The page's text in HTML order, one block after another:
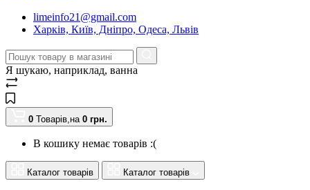
limeinfo21@gmail.com
Харків, Київ, Дніпро, Одеса, Львів
Я шукаю, наприклад, ванна
0 Товарів,на 0 грн.
В кошику немає товарів :(
Каталог товарів Каталог товарів